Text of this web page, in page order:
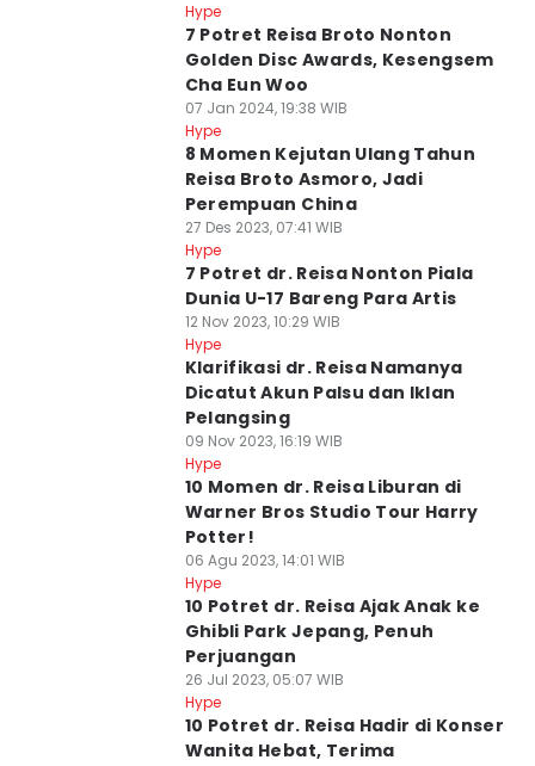
Hype
7 Potret Reisa Broto Nonton
Golden Disc Awards, Kesengsem
Cha Eun Woo
07 Jan 2024, 19:38 WIB
Hype
8 Momen Kejutan Ulang Tahun
Reisa Broto Asmoro, Jadi
Perempuan China
27 Des 2023, 07:41 WIB
Hype
7 Potret dr. Reisa Nonton Piala
Dunia U-17 Bareng Para Artis
12 Nov 2023, 10:29 WIB
Hype
Klarifikasi dr. Reisa Namanya
Dicatut Akun Palsu dan Iklan
Pelangsing
09 Nov 2023, 16:19 WIB
Hype
10 Momen dr. Reisa Liburan di
Warner Bros Studio Tour Harry
Potter!
06 Agu 2023, 14:01 WIB
Hype
10 Potret dr. Reisa Ajak Anak ke
Ghibli Park Jepang, Penuh
Perjuangan
26 Jul 2023, 05:07 WIB
Hype
10 Potret dr. Reisa Hadir di Konser
Wanita Hebat, Terima